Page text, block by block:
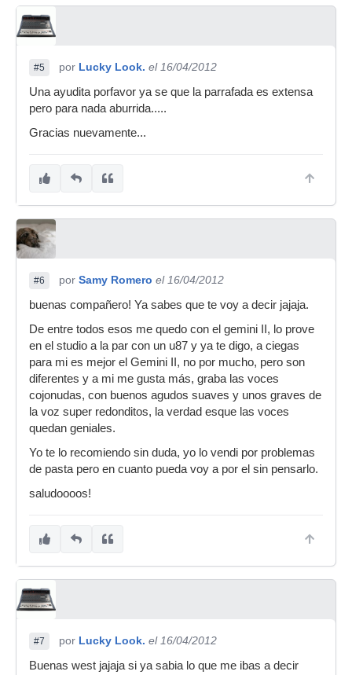
#5 por Lucky Look. el 16/04/2012
Una ayudita porfavor ya se que la parrafada es extensa
pero para nada aburrida.....
Gracias nuevamente...
#6 por Samy Romero el 16/04/2012
buenas compañero! Ya sabes que te voy a decir jajaja.
De entre todos esos me quedo con el gemini II, lo prove
en el studio a la par con un u87 y ya te digo, a ciegas
para mi es mejor el Gemini II, no por mucho, pero son
diferentes y a mi me gusta más, graba las voces
cojonudas, con buenos agudos suaves y unos graves de
la voz super redonditos, la verdad esque las voces
quedan geniales.
Yo te lo recomiendo sin duda, yo lo vendi por problemas
de pasta pero en cuanto pueda voy a por el sin pensarlo.
saludoooos!
#7 por Lucky Look. el 16/04/2012
Buenas west jajaja si ya sabia lo que me ibas a decir